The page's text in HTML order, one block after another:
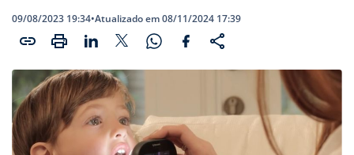
09/08/2023 19:34•Atualizado em 08/11/2024 17:39